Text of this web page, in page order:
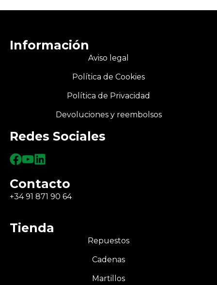
Información
Aviso legal
Política de Cookies
Política de Privacidad
Devoluciones y reembolsos
Redes Sociales
Contacto
+34 91 871 90 64
Tienda
Repuestos
Cadenas
Martillos